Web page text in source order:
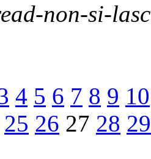
non-si-
4 5 6 7 8 9 10
25 26 27 28 29